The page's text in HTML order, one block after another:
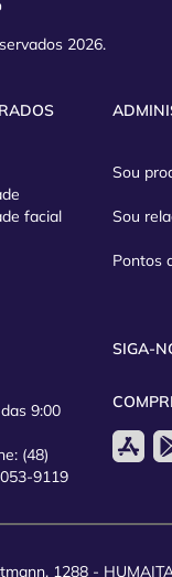
2026.
facial
Sou
Sou
Pontos
9:00
(48)
9119
SIGA-
1288 -